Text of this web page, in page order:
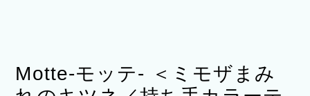
Motte-モッテ- ＜ミモザまみ